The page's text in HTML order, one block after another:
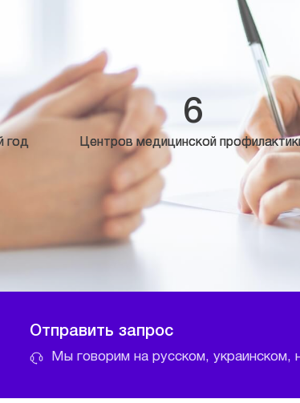
год
6
Центров медицинской
Отправить запрос
Мы говорим на русском, украинском,